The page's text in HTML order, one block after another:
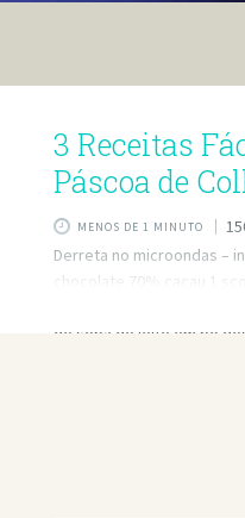
3 Receitas
Páscoa de
MENOS DE 1 MINUTO
Derreta no microondas –
chocolate 70% cacau 1
chocolate Refrigere +- 1
de sopa de leite em pó